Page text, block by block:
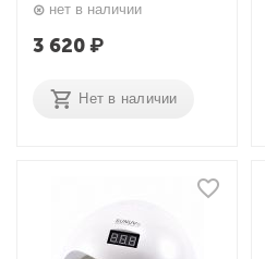
нет в наличии
3 620₽
Нет в наличии